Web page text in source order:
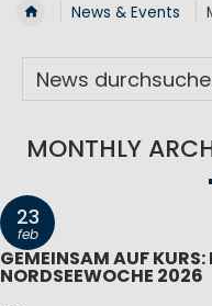
News & Events
MONTHLY
23
feb
GEMEINSAM AUF
NORDSEEWOCHE 2026